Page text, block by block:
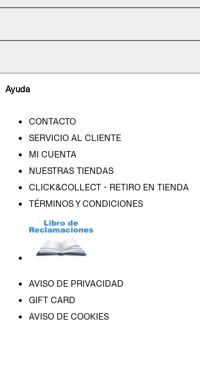
Ayuda
CONTACTO
SERVICIO AL CLIENTE
MI CUENTA
NUESTRAS TIENDAS
CLICK&COLLECT - RETIRO EN TIENDA
TÉRMINOS Y CONDICIONES
AVISO DE PRIVACIDAD
GIFT CARD
AVISO DE COOKIES